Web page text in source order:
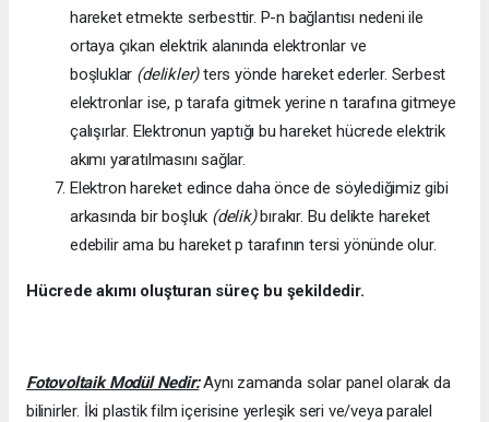
hareket etmekte serbesttir. P-n bağlantısı nedeni ile
ortaya çıkan elektrik alanında elektronlar ve
boşluklar (delikler)ters yönde hareket ederler. Serbest
elektronlar ise, p tarafa gitmek yerine n tarafına gitmeye
çalışırlar. Elektronun yaptığı bu hareket hücrede elektrik
akımı yaratılmasını sağlar.
Elektron hareket edince daha önce de söylediğimiz gibi
arkasında bir boşluk (delik)bırakır. Bu delikte hareket
edebilir ama bu hareket p tarafının tersi yönünde olur.
Hücrede akımı oluşturan süreç bu şekildedir.
Fotovoltaik Modül Nedir:Aynı zamanda solar panel olarak da
bilinirler. İki plastik film içerisine yerleşik seri ve/veya paralel